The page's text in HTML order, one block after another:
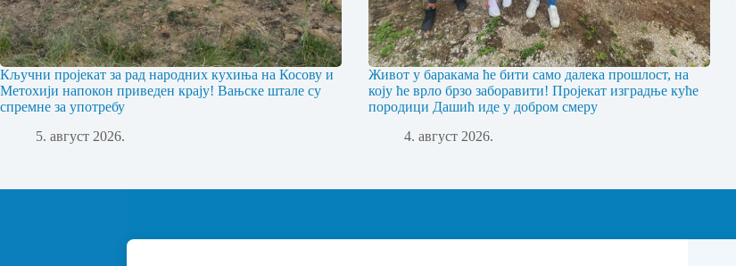
Кључни пројекат за рад народних кухиња на Косову и
Метохији напокон приведен крају! Вањске штале су
спремне за употребу
5. август 2026.
Живот у баракама ће бити само далека прошлост, на
коју ће врло брзо заборавити! Пројекат изградње куће
породици Дашић иде у добром смеру
4. август 2026.